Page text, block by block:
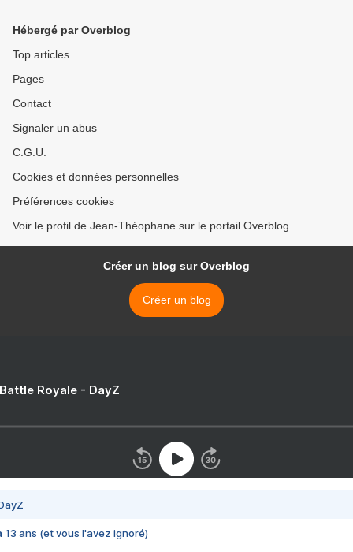
Hébergé par Overblog
Top articles
Pages
Contact
Signaler un abus
C.G.U.
Cookies et données personnelles
Préférences cookies
Voir le profil de Jean-Théophane sur le portail Overblog
Créer un blog sur Overblog
Créer un blog
Royale - DayZ
13 ans (et vous l'avez ignoré)